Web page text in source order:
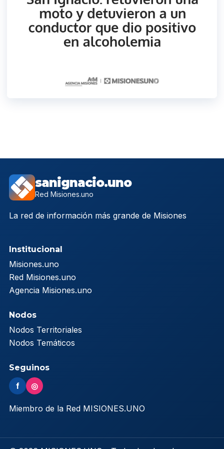
sanignacio.uno
Red Misiones.uno
La red de información más grande de Misiones
Institucional
Misiones.uno
Red Misiones.uno
Agencia Misiones.uno
Nodos
Nodos Territoriales
Nodos Temáticos
Seguinos
f ◎
Miembro de la Red MISIONES.UNO